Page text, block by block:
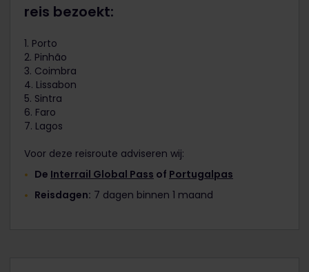
reis bezoekt:
1. Porto
2. Pinhão
3. Coimbra
4. Lissabon
5. Sintra
6. Faro
7. Lagos
Voor deze reisroute adviseren wij:
De Interrail Global Pass of Portugalpas
Reisdagen: 7 dagen binnen 1 maand